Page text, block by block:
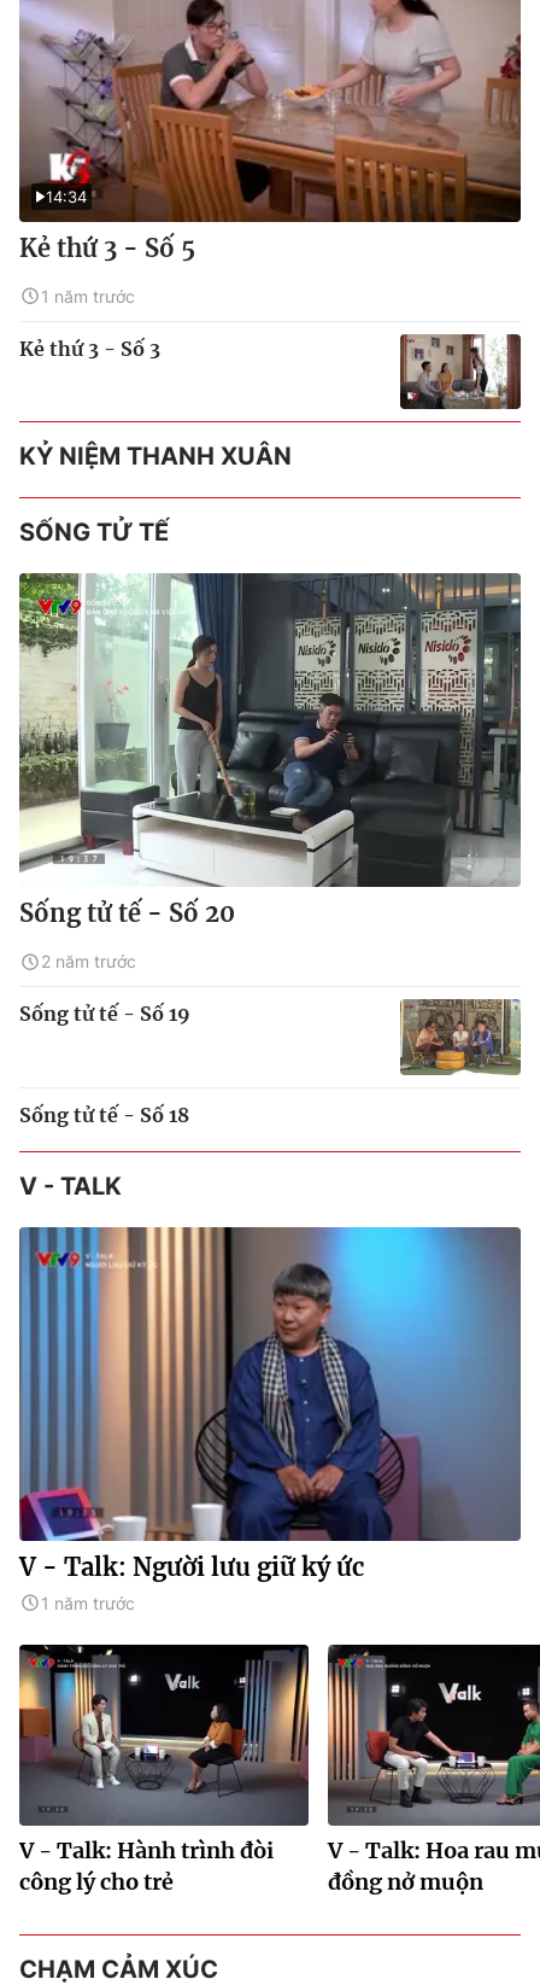
14:34
Kẻ thứ 3 - Số 5
1 năm trước
Kẻ thứ 3 - Số 3
KỶ NIỆM THANH XUÂN
SỐNG TỬ TẾ
Sống tử tế - Số 20
2 năm trước
Sống tử tế - Số 19
Sống tử tế - Số 18
V - TALK
V - Talk: Người lưu giữ ký ức
1 năm trước
V - Talk: Hành trình đòi
công lý cho trẻ
V - Talk: Hoa rau
đồng nở muộn
CHẠM CẢM XÚC